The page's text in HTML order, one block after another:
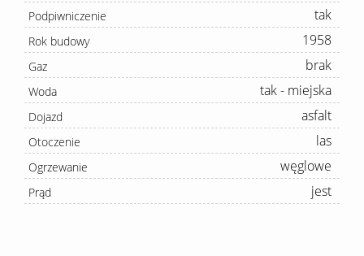
Podpiwniczenie tak
Rok budowy 1958
Gaz brak
Woda tak - miejska
Dojazd asfalt
Otoczenie las
Ogrzewanie węglowe
Prąd jest